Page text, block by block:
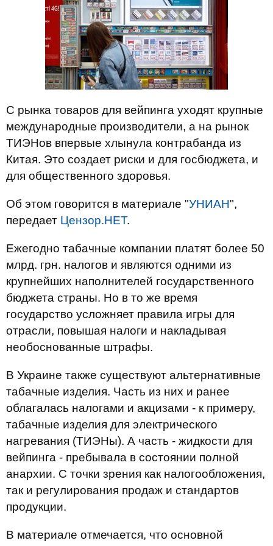
С рынка товаров для вейпинга уходят крупные
международные производители, а на рынок
ТИЭНов впервые хлынула контрабанда из
Китая. Это создает риски и для госбюджета, и
для общественного здоровья.
Об этом говорится в материале "УНИАН",
передает Цензор.НЕТ.
Ежегодно табачные компании платят более 50
млрд. грн. налогов и являются одними из
крупнейших наполнителей государственного
бюджета страны. Но в то же время
государство усложняет правила игры для
отрасли, повышая налоги и накладывая
необоснованные штрафы.
В Украине также существуют альтернативные
табачные изделия. Часть из них и ранее
облагалась налогами и акцизами - к примеру,
табачные изделия для электрического
нагревания (ТИЭНы). А часть - жидкости для
вейпинга - пребывала в состоянии полной
анархии. С точки зрения как налогообложения,
так и регулирования продаж и стандартов
продукции.
В материале отмечается, что основной